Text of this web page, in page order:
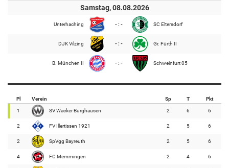
Samstag, 08.08.2026
Unterhaching - : - SC Eltersdorf
DJK Vilzing - : - Gr. Fürth II
B. München II - : - Schweinfurt 05
Pl Verein Sp T Pkt
1 SV Wacker Burghausen 2 6 6
2 FV Illertissen 1921 2 5 6
2 SpVgg Bayreuth 2 5 6
4 FC Memmingen 2 4 6